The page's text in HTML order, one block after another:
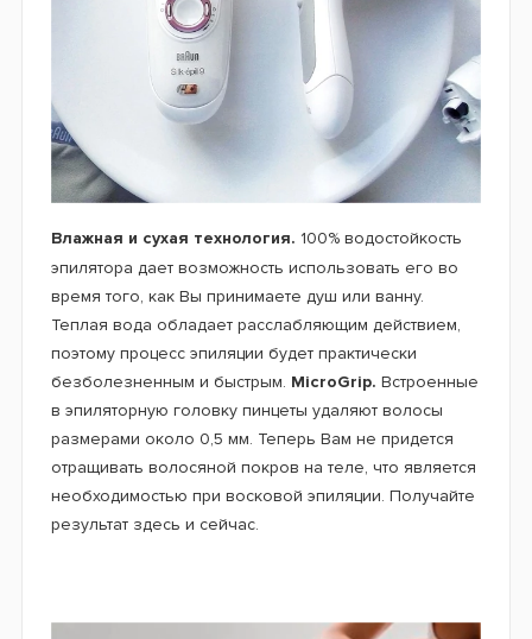
Влажная и сухая технология. 100% водостойкость
эпилятора дает возможность использовать его во
время того, как Вы принимаете душ или ванну.
Теплая вода обладает расслабляющим действием,
поэтому процесс эпиляции будет практически
безболезненным и быстрым. MicroGrip. Встроенные
в эпиляторную головку пинцеты удаляют волосы
размерами около 0,5 мм. Теперь Вам не придется
отращивать волосяной покров на теле, что является
необходимостью при восковой эпиляции. Получайте
результат здесь и сейчас.